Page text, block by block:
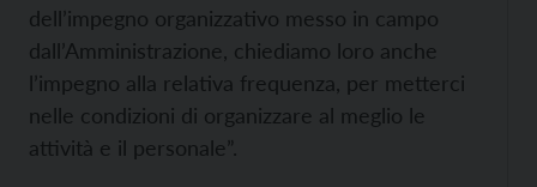
dell’impegno organizzativo messo in campo
dall’Amministrazione, chiediamo loro anche
l’impegno alla relativa frequenza, per metterci
nelle condizioni di organizzare al meglio le
attività e il personale”.